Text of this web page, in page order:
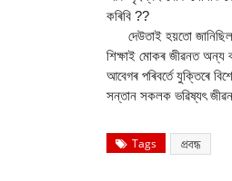
কৰিবি ??
দেউতাই হয়তো জানিছিল
শিক্ষাই মোকৰ জীৱনত অন্য
আবেগৰ পৰিবৰ্তে যুক্তিৰে
সন্তান সকলক ভৱিষ্যৎ
Tags প্ৰবন্ধ